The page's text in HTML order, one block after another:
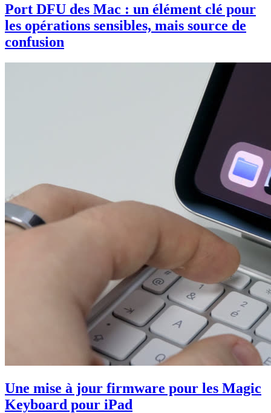
Port DFU des Mac : un élément clé pour
les opérations sensibles, mais source de
confusion
Une mise à jour firmware pour les Magic
Keyboard pour iPad